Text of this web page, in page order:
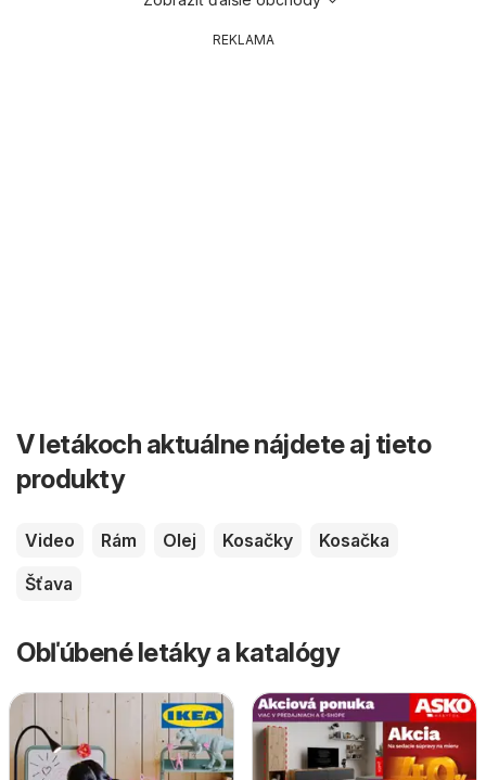
REKLAMA
V letákoch aktuálne nájdete aj tieto
produkty
Video Rám Olej Kosačky
Kosačka
Šťava
Obľúbené letáky a katalógy